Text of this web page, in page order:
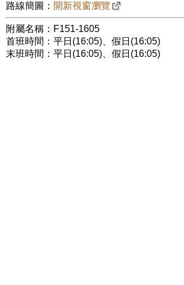
路線簡圖： 開新視窗瀏覽
附屬名稱：F151-1605
首班時間：平日(16:05)、假日(16:05)
末班時間：平日(16:05)、假日(16:05)